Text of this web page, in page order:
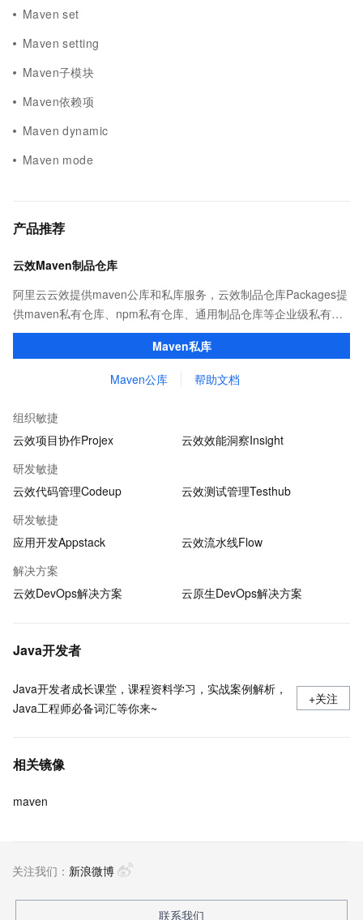
Maven set
Maven setting
Maven子模块
Maven依赖项
Maven dynamic
Maven mode
产品推荐
云效Maven制品仓库
阿里云云效提供maven公库和私库服务，云效制品仓库Packages提
供maven私有仓库、npm私有仓库、通用制品仓库等企业级私有制
品仓库，用于maven、npm等软件包和依赖管理。且不限容量、免
Maven私库
Maven公库 帮助文档
组织敏捷
云效项目协作Projex
云效效能洞察Insight
研发敏捷
云效代码管理Codeup
云效测试管理Testhub
研发敏捷
应用开发Appstack
云效流水线Flow
解决方案
云效DevOps解决方案
云原生DevOps解决方案
Java开发者
Java开发者成长课堂，课程资料学习，实战案例解析，
Java工程师必备词汇等你来~
+关注
相关镜像
maven
关注我们： 新浪微博
联系我们